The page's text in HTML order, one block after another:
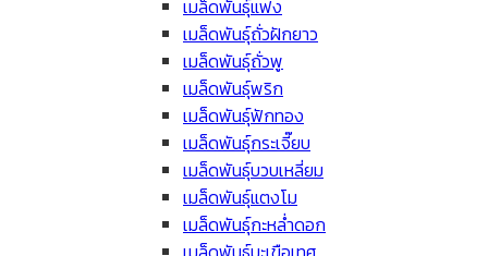
เมล็ดพันธุ์แฟง
เมล็ดพันธุ์ถั่วฝักยาว
เมล็ดพันธุ์ถั่วพู
เมล็ดพันธุ์พริก
เมล็ดพันธุ์ฟักทอง
เมล็ดพันธุ์กระเจี๊ยบ
เมล็ดพันธุ์บวบเหลี่ยม
เมล็ดพันธุ์แตงโม
เมล็ดพันธุ์กะหล่ำดอก